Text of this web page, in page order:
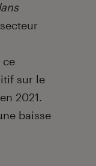
ce
sur le
2021.
baisse